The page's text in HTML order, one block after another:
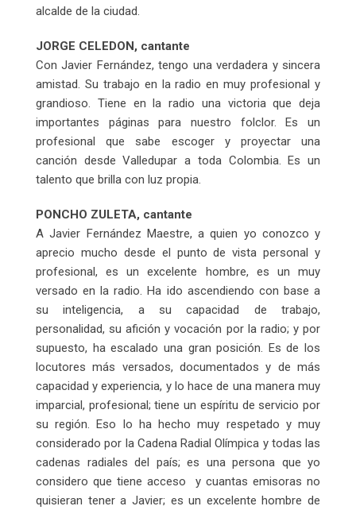
alcalde de la ciudad.
JORGE CELEDON, cantante
Con Javier Fernández, tengo una verdadera y sincera
amistad. Su trabajo en la radio en muy profesional y
grandioso. Tiene en la radio una victoria que deja
importantes páginas para nuestro folclor. Es un
profesional que sabe escoger y proyectar una
canción desde Valledupar a toda Colombia. Es un
talento que brilla con luz propia.
PONCHO ZULETA, cantante
A Javier Fernández Maestre, a quien yo conozco y
aprecio mucho desde el punto de vista personal y
profesional, es un excelente hombre, es un muy
versado en la radio. Ha ido ascendiendo con base a
su inteligencia, a su capacidad de trabajo,
personalidad, su afición y vocación por la radio; y por
supuesto, ha escalado una gran posición. Es de los
locutores más versados, documentados y de más
capacidad y experiencia, y lo hace de una manera muy
imparcial, profesional; tiene un espíritu de servicio por
su región. Eso lo ha hecho muy respetado y muy
considerado por la Cadena Radial Olímpica y todas las
cadenas radiales del país; es una persona que yo
considero que tiene acceso y cuantas emisoras no
quisieran tener a Javier; es un excelente hombre de